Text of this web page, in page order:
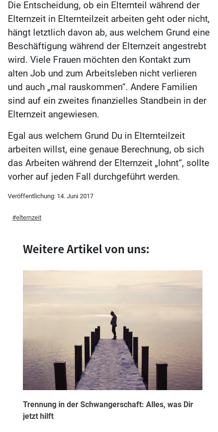
Die Entscheidung, ob ein Elternteil während der
Elternzeit in Elternteilzeit arbeiten geht oder nicht,
hängt letztlich davon ab, aus welchem Grund eine
Beschäftigung während der Elternzeit angestrebt
wird. Viele Frauen möchten den Kontakt zum
alten Job und zum Arbeitsleben nicht verlieren
und auch „mal rauskommen“. Andere Familien
sind auf ein zweites finanzielles Standbein in der
Elternzeit angewiesen.
Egal aus welchem Grund Du in Elternteilzeit
arbeiten willst, eine genaue Berechnung, ob sich
das Arbeiten während der Elternzeit „lohnt“, sollte
vorher auf jeden Fall durchgeführt werden.
Veröffentlichung: 14. Juni 2017
elternzeit
Weitere Artikel von uns:
Trennung in der Schwangerschaft: Alles, was Dir
jetzt hilft